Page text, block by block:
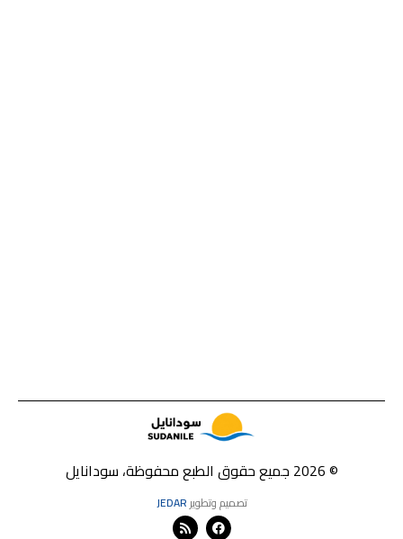
© 2026 جميع حقوق الطبع محفوظة، سودانايل
تصميم وتطويرJEDAR